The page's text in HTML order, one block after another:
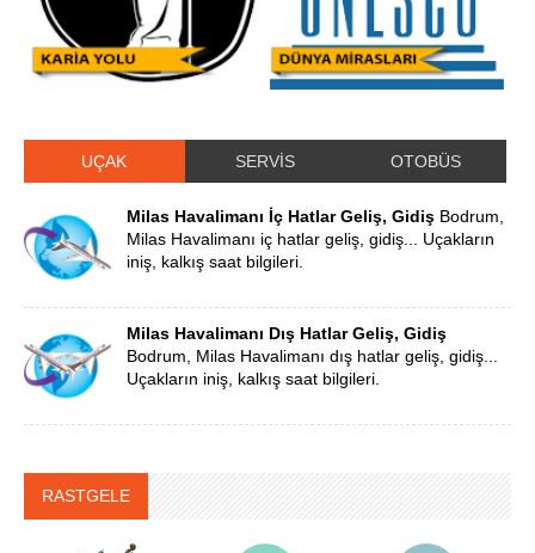
UÇAK SERVİS OTOBÜS
Milas Havalimanı İç Hatlar Geliş, Gidiş Bodrum,
Milas Havalimanı iç hatlar geliş, gidiş... Uçakların
iniş, kalkış saat bilgileri.
Milas Havalimanı Dış Hatlar Geliş, Gidiş
Bodrum, Milas Havalimanı dış hatlar geliş, gidiş...
Uçakların iniş, kalkış saat bilgileri.
RASTGELE